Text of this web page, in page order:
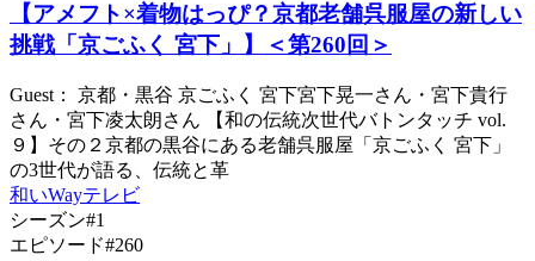
【アメフト×着物はっぴ？京都老舗呉服屋の新しい
挑戦「京ごふく 宮下」】＜第260回＞
Guest： 京都・黒谷 京ごふく 宮下宮下晃一さん・宮下貴行
さん・宮下凌太朗さん 【和の伝統次世代バトンタッチ vol.
９】その２京都の黒谷にある老舗呉服屋「京ごふく 宮下」
の3世代が語る、伝統と革
和いWayテレビ
シーズン#1
エピソード#260